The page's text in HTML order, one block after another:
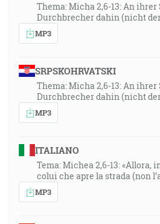
Thema: Micha 2,6-13: An
Durchbrecher dahin (nicht
MP3
SRPSKOHRVATSKI
Thema: Micha 2,6-13: An
Durchbrecher dahin (nicht
MP3
ITALIANO
Tema: Michea 2,6-13: «Allora,
colui che apre la strada (non
MP3